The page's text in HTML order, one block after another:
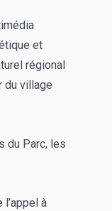
et
régional
du village
du Parc, les
l’appel à